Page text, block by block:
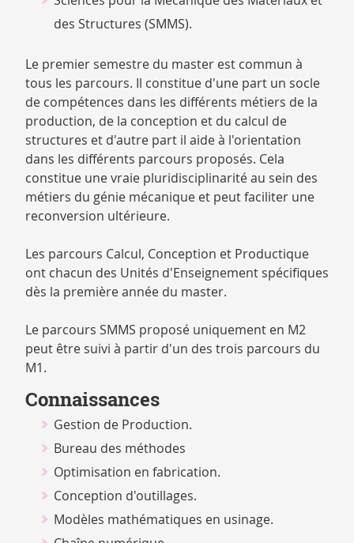
des Structures (SMMS).
Le premier semestre du master est commun à
tous les parcours. Il constitue d'une part un socle
de compétences dans les différents métiers de la
production, de la conception et du calcul de
structures et d'autre part il aide à l'orientation
dans les différents parcours proposés. Cela
constitue une vraie pluridisciplinarité au sein des
métiers du génie mécanique et peut faciliter une
reconversion ultérieure.
Les parcours Calcul, Conception et Productique
ont chacun des Unités d'Enseignement spécifiques
dès la première année du master.
Le parcours SMMS proposé uniquement en M2
peut être suivi à partir d'un des trois parcours du
M1.
Connaissances
Gestion de Production.
Bureau des méthodes
Optimisation en fabrication.
Conception d'outillages.
Modèles mathématiques en usinage.